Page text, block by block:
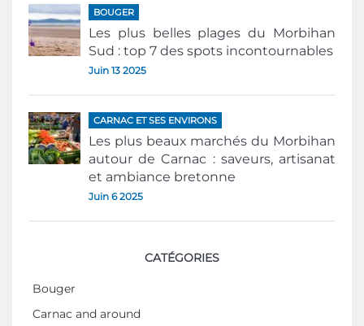
BOUGER
Les plus belles plages du Morbihan
Sud : top 7 des spots incontournables
Juin 13 2025
CARNAC ET SES ENVIRONS
Les plus beaux marchés du Morbihan
autour de Carnac : saveurs, artisanat
et ambiance bretonne
Juin 6 2025
CATÉGORIES
Bouger
Carnac and around